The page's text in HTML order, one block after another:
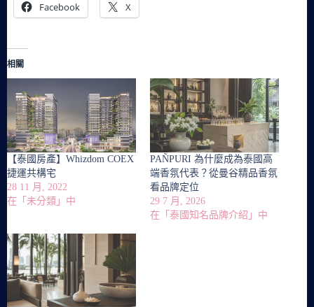
Facebook X
相關
【泰國房產】Whizdom COEX
捷運共構宅
28 11 月, 2022
在「未分類」中
PAÑPURI 為什麼成為泰國高
端香氛代表？從曼谷精品香氛
看品牌定位
29 7 月, 2026
在「泰國知名品牌介紹」中